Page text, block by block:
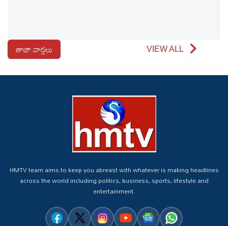
తాజా వార్తలు VIEW ALL
HMTV team aims to keep you abreast with whatever is making headlines
across the world including politics, business, sports, lifestyle and
entertainment.